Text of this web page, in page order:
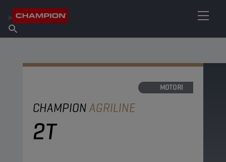
Informazioni su Champion
Trova un punto vendita
OLI MOTORI
CHAMPIONAGRILINE
2T